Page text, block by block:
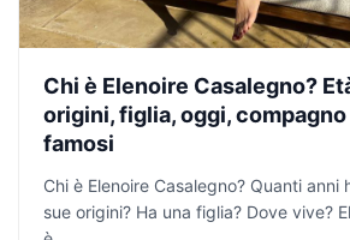
Chi è Elenoire Casalegno?
origini, figlia, oggi, compagno
famosi
Chi è Elenoire Casalegno? Quanti anni
sue origini? Ha una figlia? Dove vive?